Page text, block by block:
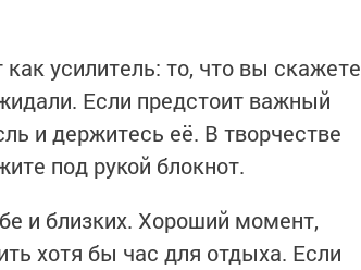
усилитель: то, что вы скажете
Если предстоит важный
и держитесь её. В творчестве
под рукой блокнот.
и близких. Хороший момент,
хотя бы час для отдыха. Если